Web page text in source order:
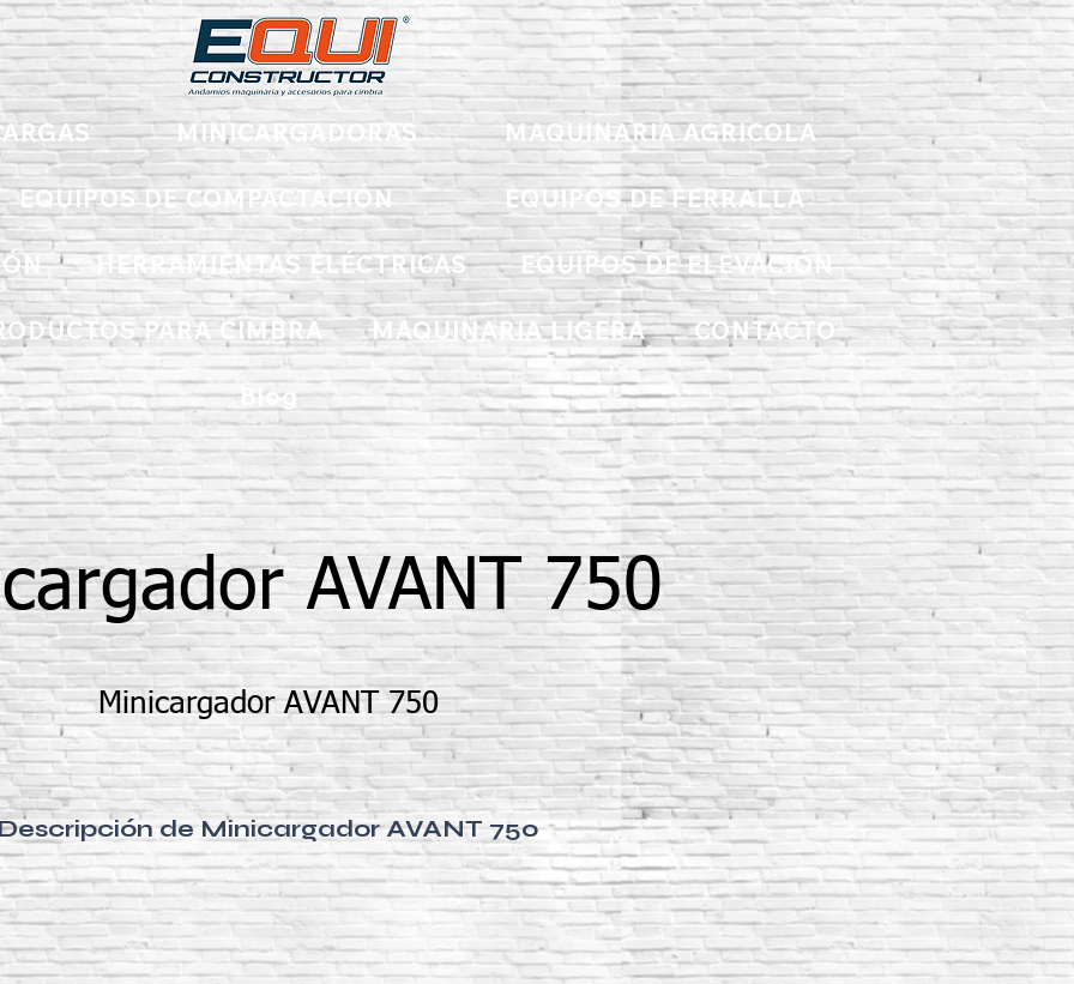
MINICARGADORAS MAQUINARIA AGRICOLA
EQUIPOS DE COMPACTACIÓN EQUIPOS DE FERRALLA
HERRAMIENTAS ELÉCTRICAS EQUIPOS DE ELEVACIÓN
PARA CIMBRA MAQUINARIA LIGERA CONTACTO
Blog
AVANT 750
Minicargador AVANT 750
de Minicargador AVANT 750